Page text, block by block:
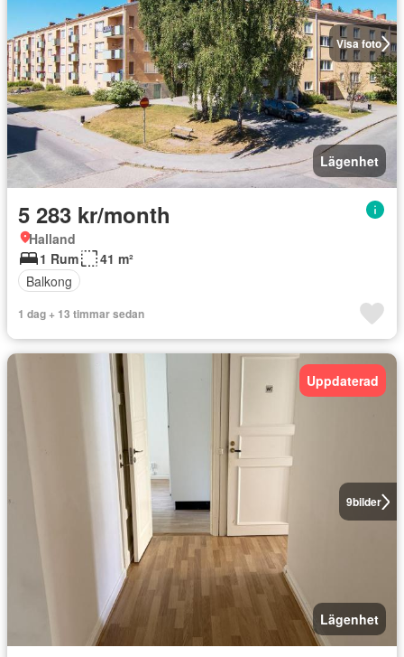
Visa foto
Lägenhet
5 283 kr/month
Halland
1 Rum
41 m²
Balkong
1 dag + 13 timmar sedan
9bilder
Uppdaterad
Lägenhet